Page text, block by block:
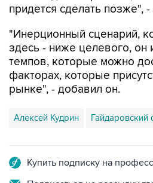
"Инерционный сценарий,
темпов, которые можно
факторах, которые
рынке", - добавил он.
Алексей Кудрин Гайдаровский
Подписаться на рассылку
Получать оперативные